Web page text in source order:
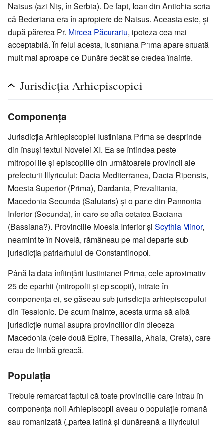
Naisus (azi Niș, în Serbia). De fapt, Ioan din Antiohia scria
că Bederiana era în apropiere de Naisus. Aceasta este, și
după părerea Pr. Mircea Păcurariu, ipoteza cea mai
acceptabilă. În felul acesta, Iustiniana Prima apare situată
mult mai aproape de Dunăre decât se credea înainte.
Jurisdicția Arhiepiscopiei
Componența
Jurisdicția Arhiepiscopiei Iustiniana Prima se desprinde
din însuși textul Novelei XI. Ea se întindea peste
mitropoliile și episcopiile din următoarele provincii ale
prefecturii Illyricului: Dacia Mediterranea, Dacia Ripensis,
Moesia Superior (Prima), Dardania, Prevalitania,
Macedonia Secunda (Salutaris) și o parte din Pannonia
Inferior (Secunda), în care se afla cetatea Baciana
(Bassiana?). Provinciile Moesia Inferior și Scythia Minor,
neamintite în Novelă, rămâneau pe mai departe sub
jurisdicția patriarhului de Constantinopol.
Până la data înființării Iustinianei Prima, cele aproximativ
25 de eparhii (mitropolii și episcopii), intrate în
componența ei, se găseau sub jurisdicția arhiepiscopului
din Tesalonic. De acum înainte, acesta urma să aibă
jurisdicție numai asupra provinciilor din dieceza
Macedonia (cele două Epire, Thesalia, Ahaia, Creta), care
erau de limbă greacă.
Populația
Trebuie remarcat faptul că toate provinciile care intrau în
componența noii Arhiepiscopii aveau o populație romană
sau romanizată („partea latină și dunăreană a Illyricului